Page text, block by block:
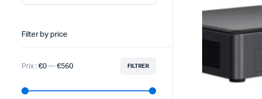
Filter by price
FILTRER
Prix : €0— €560